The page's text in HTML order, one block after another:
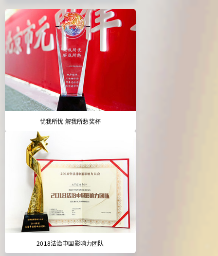
忧我所忧 解我所愁奖杯
2018法治中国影响力团队